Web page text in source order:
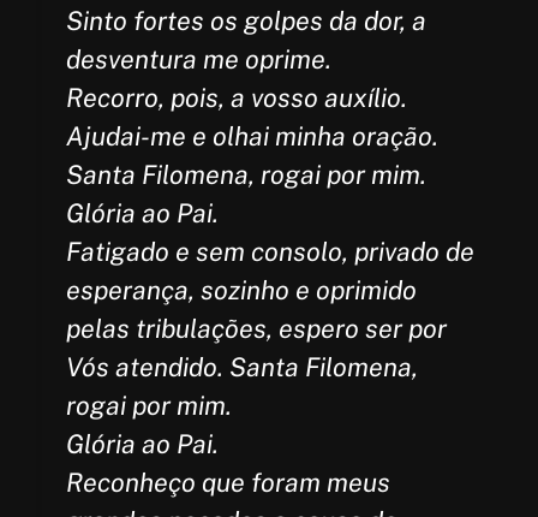
Sinto fortes os golpes da dor, a
desventura me oprime.
Recorro, pois, a vosso auxílio.
Ajudai-me e olhai minha oração.
Santa Filomena, rogai por mim.
Glória ao Pai.
Fatigado e sem consolo, privado de
esperança, sozinho e oprimido
pelas tribulações, espero ser por
Vós atendido. Santa Filomena,
rogai por mim.
Glória ao Pai.
Reconheço que foram meus